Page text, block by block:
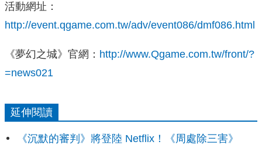
活動網址：
http://event.qgame.com.tw/adv/event086/dmf086.html
《夢幻之城》官網： http://www.Qgame.com.tw/front/?
=news021
延伸閱讀
《沉默的審判》將登陸 Netflix！《周處除三害》